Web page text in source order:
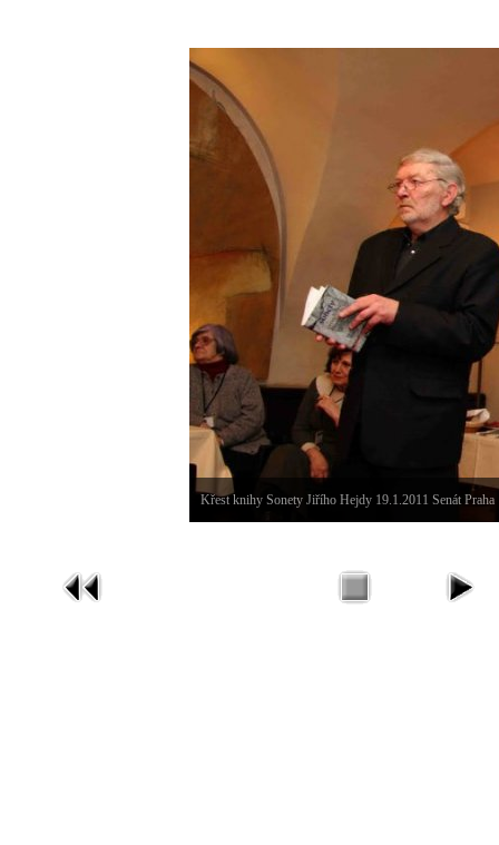
Křest knihy Sonety Jiřího Hejdy 19.1.2011 Senát Praha